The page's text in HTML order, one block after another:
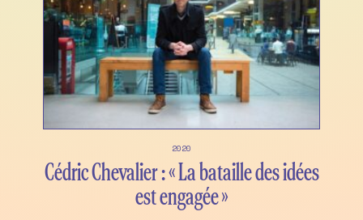
2020
Cédric Chevalier : « La bataille des idées
est engagée »